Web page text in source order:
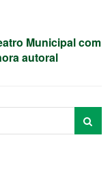
Municipal com
autoral